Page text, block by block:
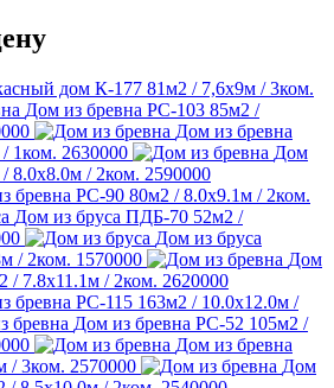
дом К-177 81м2 / 7,6х9м / 3ком.
Дом из бревна РС-103 85м2 /
Дом из бревна
1ком. 2630000
Дом
8.0х8.0м / 2ком. 2590000
бревна РС-90 80м2 / 8.0х9.1м / 2ком.
Дом из бруса ПДБ-70 52м2 /
Дом из бруса
/ 2ком. 1570000
Дом
/ 7.8х11.1м / 2ком. 2620000
бревна РС-115 163м2 / 10.0х12.0м /
Дом из бревна РС-52 105м2 /
Дом из бревна
/ 3ком. 2570000
Дом